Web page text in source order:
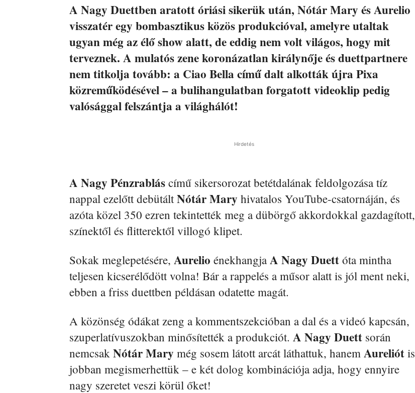
A Nagy Duettben aratott óriási sikerük után, Nótár Mary és Aurelio
visszatér egy bombasztikus közös produkcióval, amelyre utaltak
ugyan még az élő show alatt, de eddig nem volt világos, hogy mit
terveznek. A mulatós zene koronázatlan királynője és duettpartnere
nem titkolja tovább: a Ciao Bella című dalt alkották újra Pixa
közreműködésével – a bulihangulatban forgatott videoklip pedig
valósággal felszántja a világhálót!
Hirdetés
A Nagy Pénzrablás című sikersorozat betétdalának feldolgozása tíz
nappal ezelőtt debütáltNótár Mary hivatalos YouTube-csatornáján, és
azóta közel 350 ezren tekintették meg a dübörgő akkordokkal gazdagított,
színektől és flitterektől villogó klipet.
Sokak meglepetésére, Aurelio énekhangja A Nagy Duett óta mintha
teljesen kicserélődött volna! Bár a rappelés a műsor alatt is jól ment neki,
ebben a friss duettben példásan odatette magát.
A közönség ódákat zeng a kommentszekcióban a dal és a videó kapcsán,
szuperlatívuszokban minősítették a produkciót. A Nagy Duett során
nemcsak Nótár Mary még sosem látott arcát láthattuk, hanem Aureliót is
jobban megismerhettük – e két dolog kombinációja adja, hogy ennyire
nagy szeretet veszi körül őket!